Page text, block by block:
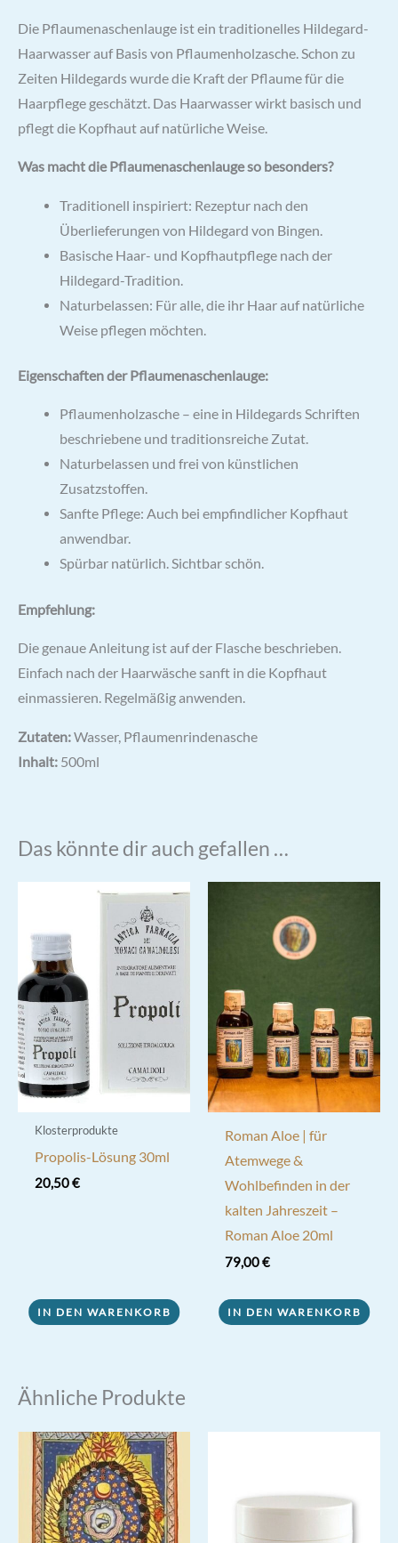
Die Pflaumenaschenlauge ist ein traditionelles Hildegard-
Haarwasser auf Basis von Pflaumenholzasche. Schon zu
Zeiten Hildegards wurde die Kraft der Pflaume für die
Haarpflege geschätzt. Das Haarwasser wirkt basisch und
pflegt die Kopfhaut auf natürliche Weise.
Was macht die Pflaumenaschenlauge so besonders?
Traditionell inspiriert: Rezeptur nach den
Überlieferungen von Hildegard von Bingen.
Basische Haar- und Kopfhautpflege nach der
Hildegard-Tradition.
Naturbelassen: Für alle, die ihr Haar auf natürliche
Weise pflegen möchten.
Eigenschaften der Pflaumenaschenlauge:
Pflaumenholzasche – eine in Hildegards Schriften
beschriebene und traditionsreiche Zutat.
Naturbelassen und frei von künstlichen
Zusatzstoffen.
Sanfte Pflege: Auch bei empfindlicher Kopfhaut
anwendbar.
Spürbar natürlich. Sichtbar schön.
Empfehlung:
Die genaue Anleitung ist auf der Flasche beschrieben.
Einfach nach der Haarwäsche sanft in die Kopfhaut
einmassieren. Regelmäßig anwenden.
Zutaten:Wasser, Pflaumenrindenasche
Inhalt: 500ml
Das könnte dir auch gefallen …
Klosterprodukte
Propolis-Lösung 30ml
20,50€
IN DEN WARENKORB
Roman Aloe | für
Atemwege &
Wohlbefinden in der
kalten Jahreszeit –
Roman Aloe 20ml
79,00€
IN DEN WARENKORB
Ähnliche Produkte